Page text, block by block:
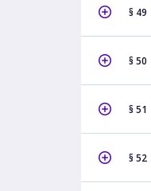
§ 49
§ 50
§ 51
§ 52